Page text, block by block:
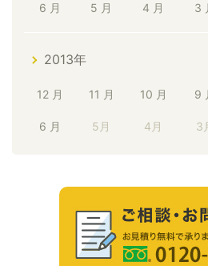
6 月 5 月 4 月 3
2013年
12 月 11 月 10 月 9
6 月 5月 4月 3